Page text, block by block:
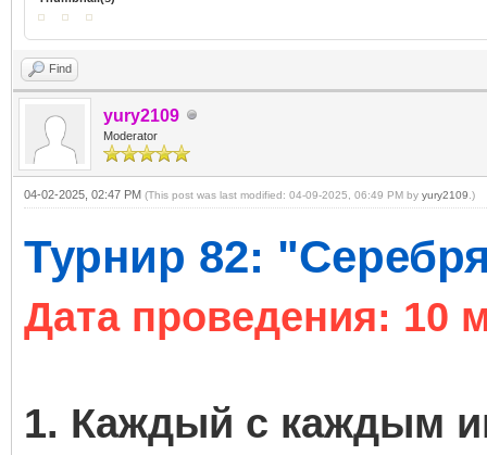
Find
yury2109
Moderator
04-02-2025, 02:47 PM (This post was last modified: 04-09-2025, 06:49 PM by yury2109 .)
Турнир 82:
Дата проведения: 10
1. Каждый с каждым